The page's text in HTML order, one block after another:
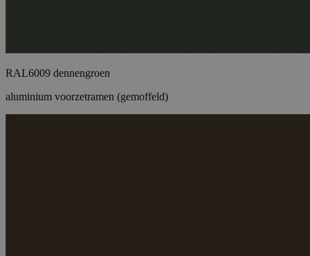
RAL6009 dennengroen
aluminium voorzetramen (gemoffeld)